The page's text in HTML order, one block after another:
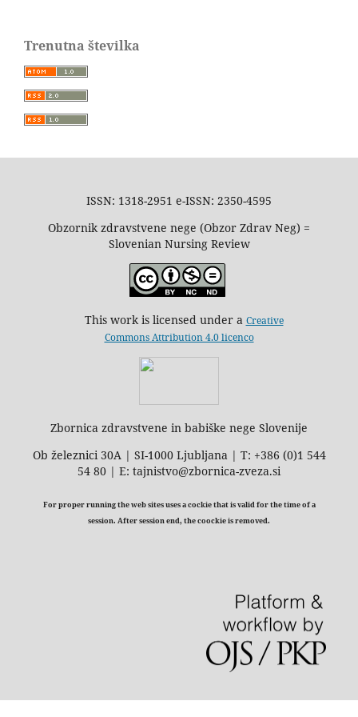
Trenutna številka
ISSN: 1318-2951 e-ISSN: 2350-4595
Obzornik zdravstvene nege (Obzor Zdrav Neg) =
Slovenian Nursing Review
This work is licensed under a Creative
Commons Attribution 4.0 licenco
Zbornica zdravstvene in babiške nege Slovenije
Ob železnici 30A | SI-1000 Ljubljana | T: +386 (0)1 544
54 80 | E: tajnistvo@zbornica-zveza.si
For proper running the web sites uses a cockie that is valid for the time of a
session. After session end, the coockie is removed.